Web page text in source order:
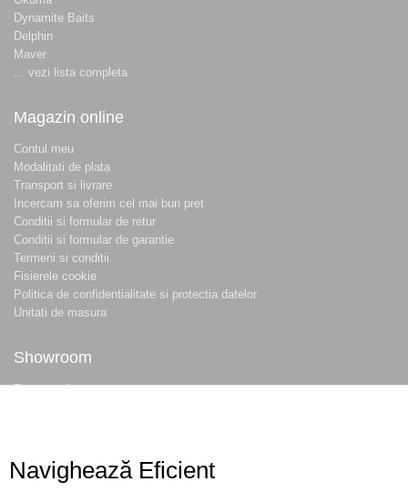
Dynamite Baits
Delphin
Maver
... vezi lista completa
Magazin online
Contul meu
Modalitati de plata
Transport si livrare
Incercam sa oferim cel mai bun pret
Conditii si formular de retur
Conditii si formular de garantie
Termeni si conditii
Fisierele cookie
Politica de confidentialitate si protectia datelor
Unitati de masura
Showroom
Despre noi
Navighează Eficient